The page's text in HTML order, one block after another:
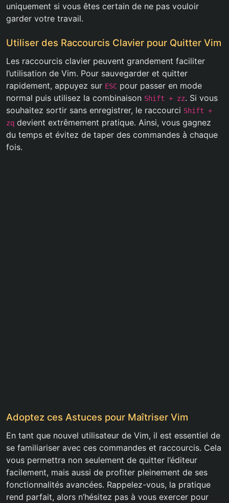
uniquement si vous êtes certain de ne pas vouloir
garder votre travail.
Utiliser des Raccourcis Clavier pour Quitter Vim
Les raccourcis clavier peuvent grandement faciliter
l’utilisation de Vim. Pour sauvegarder et quitter
rapidement, appuyez sur ESC pour passer en mode
normal puis utilisez la combinaison Shift + zz. Si vous
souhaitez sortir sans enregistrer, le raccourci Shift +
zq devient extrêmement pratique. Ainsi, vous gagnez
du temps et évitez de taper des commandes à chaque
fois.
Adoptez ces Astuces pour Maîtriser Vim
En tant que nouvel utilisateur de Vim, il est essentiel de
se familiariser avec ces commandes et raccourcis. Cela
vous permettra non seulement de quitter l’éditeur
facilement, mais aussi de profiter pleinement de ses
fonctionnalités avancées. Rappelez-vous, la pratique
rend parfait, alors n’hésitez pas à vous exercer pour